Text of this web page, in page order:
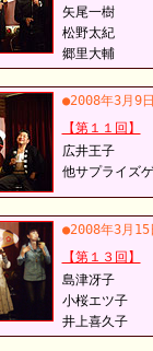
矢尾一樹
松野太紀
郷里大輔
●2008年3月9
【第１１回】
広井王子
他サプライズ
●2008年3月15
【第１３回】
島津冴子
小桜エツ子
井上喜久子